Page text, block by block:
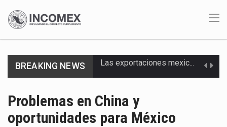
BREAKING NEWS En el primer semestre de 2026, el Servicio de Administración Tributaria (SAT) cobró un total…
Problemas en China y
oportunidades para México